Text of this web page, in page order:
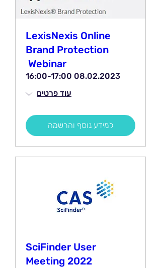
LexisNexis Online
Brand Protection
Webinar
08.02.2023 16:00-17:00
עוד פרטים
למידע נוסף והרשמה
SciFinder User
Meeting 2022